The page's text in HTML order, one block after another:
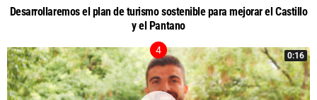
Desarrollaremos el plan de turismo sostenible para mejorar el Castillo
y el Pantano
0:16